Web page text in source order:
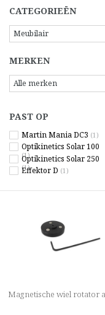
CATEGORIEËN
MERKEN
PAST OP
Martin Mania DC3 (1)
Optikinetics Solar 100
(1)
Optikinetics Solar 250
(1)
Effektor D (1)
Magnetische wiel rotator